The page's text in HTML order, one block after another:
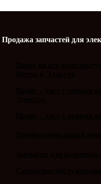
Продажа запчастей для